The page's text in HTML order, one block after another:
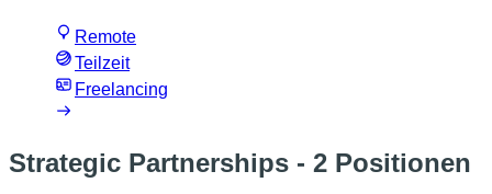
Remote
Teilzeit
Freelancing
Strategic Partnerships - 2 Positionen